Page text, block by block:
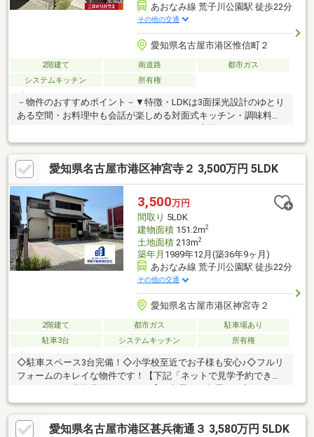
あおなみ線 荒子川公園駅 徒歩22分
その他の交通
愛知県名古屋市港区惟信町２
2階建て 南道路
都市ガス
システムキッチン
所有権
－物件のおすすめポイント－▼特徴・LDKは3面採光設計のゆとり
ある空間・お料理中も会話が楽しめる対面式キッチン・調味料な
どストックできる可動棚付パントリー有・ご家族とのコミュニケ
ーションを育むリビング階段・西側洋室2部屋は引き戸の開閉で空
間アレンジが可能・キッチン・洗面室に床下収納を設置・ガーデ
ニングやビニールプールが楽しめる南庭有・2部屋に面する南向き
バルコニー有・カースペース2台分有(車種による)▼周辺環境・ス
ーパー「アピタ港店」徒歩8分(約620m)■ ご希望の住まい探しをお
手伝いします ━━━━━・・・物件の詳細・ご相談はお気軽にお
問い合わせください。
愛知県名古屋市港区神宮寺２ 3,500万円 5LDK
3,500万円
間取り 5LDK
建物面積151.2m2
土地面積213m2
築年月 1989年12月(築36年9ヶ月)
あおなみ線 荒子川公園駅 徒歩22分
その他の交通
愛知県名古屋市港区神宮寺２
2階建て 都市ガス
駐車場あり
駐車3台
システムキッチン 所有権
◇駐車スペース3台完備！◇小学校至近でお子様も安心♪◇フルリ
フォームのキレイな物件です！【下記「ネットで見学予約できる
なりますが、内覧の相談は可能です。■内覧以外にも資金計画や
ライフプランに寄り添ったご提案をいたします♪
愛知県名古屋市港区甚兵衛通３ 3,580万円 5LDK